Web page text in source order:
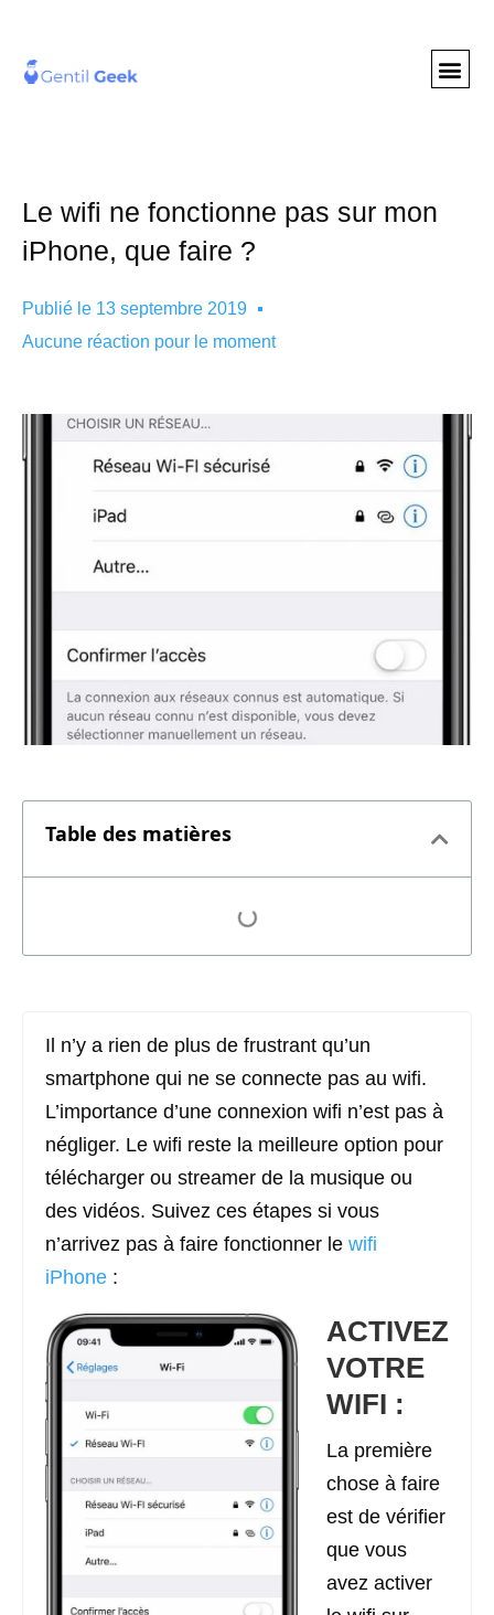
Le wifi ne fonctionne pas sur mon
iPhone, que faire ?
Publié le 13 septembre 2019
Aucune réaction pour le moment
Table des matières
Il n’y a rien de plus de frustrant qu’un
smartphone qui ne se connecte pas au wifi.
L’importance d’une connexion wifi n’est pas à
négliger. Le wifi reste la meilleure option pour
télécharger ou streamer de la musique ou
des vidéos. Suivez ces étapes si vous
n’arrivez pas à faire fonctionner le wifi
iPhone :
ACTIVEZ
VOTRE
WIFI :
La première
chose à faire
est de vérifier
que vous
avez activer